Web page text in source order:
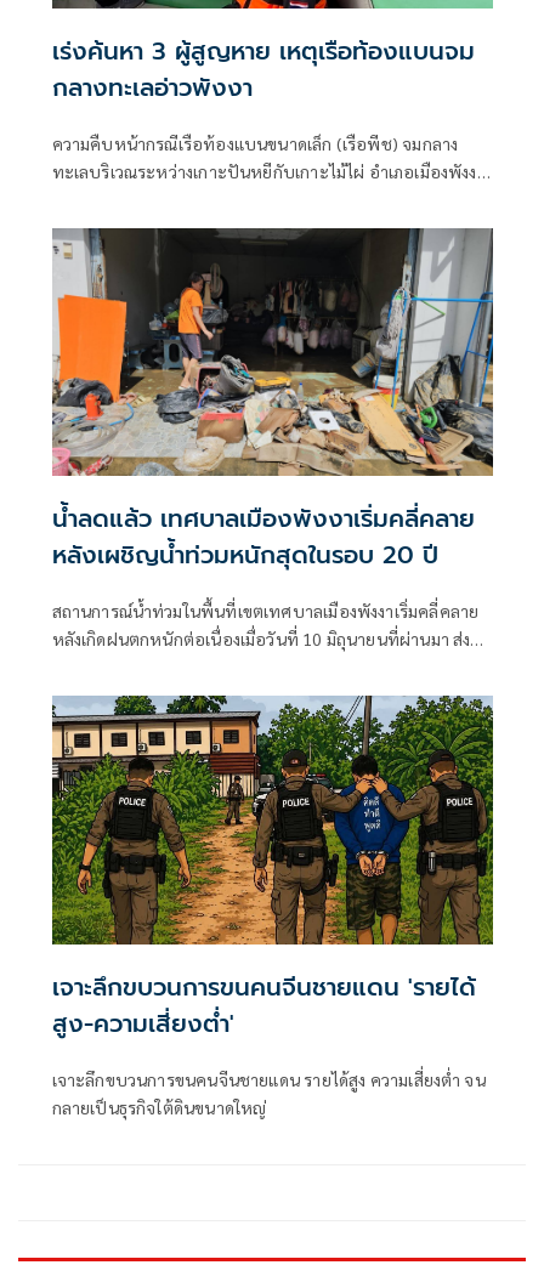
เร่งค้นหา 3 ผู้สูญหาย เหตุเรือท้องแบนจม
กลางทะเลอ่าวพังงา
ความคืบหน้ากรณีเรือท้องแบนขนาดเล็ก (เรือพีช) จมกลาง
ทะเลบริเวณระหว่างเกาะปันหยีกับเกาะไม้ไผ่ อำเภอเมืองพังงา
สูญหาย 3 ราย ได้แก่นายนุสรณ์ เจนไพร (โสด) อายุ 71 ปี
นางสาวอารียา กาหลง (ฮูดา) อายุ 27 ปี และนายปฏิวัติ บุญ
ยัษเฐียร (อี๊ด) อายุ 65 ปี
น้ำลดแล้ว เทศบาลเมืองพังงาเริ่มคลี่คลาย
หลังเผชิญน้ำท่วมหนักสุดในรอบ 20 ปี
สถานการณ์น้ำท่วมในพื้นที่เขตเทศบาลเมืองพังงาเริ่มคลี่คลาย
หลังเกิดฝนตกหนักต่อเนื่องเมื่อวันที่ 10 มิถุนายนที่ผ่านมา ส่งผล
เศรษฐกิจหลายจุดเป็นวงกว้าง มีประชาชนได้รับผลกระทบรวม
กว่า 100 ครัวเรือน ขณะที่จังหวัดพังงาระดมทุกหน่วยงานลงพื้น
ที่ช่วยเหลือผู้ประสบภัย พร้อมเฝ้าระวังสถานการณ์ตลอด 24
ชั่วโมง เนื่องจากยังมีโอกาสเกิดฝนตกซ้ำ
เจาะลึกขบวนการขนคนจีนชายแดน 'รายได้
สูง-ความเสี่ยงต่ำ'
เจาะลึกขบวนการขนคนจีนชายแดน รายได้สูง ความเสี่ยงต่ำ จน
กลายเป็นธุรกิจใต้ดินขนาดใหญ่